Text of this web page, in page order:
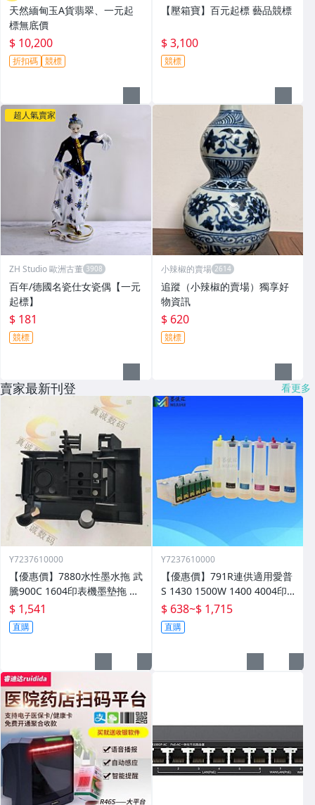
天然緬甸玉A貨翡翠、一元起
標無底價
$ 10,200
折扣碼 競標
【壓箱寶】百元起標 藝品競標
$ 3,100
競標
超人氣賣家
ZH Studio 歐洲古董
百年/德國名瓷仕女瓷偶【一元
起標】
$ 181
競標
小辣椒的賣場
追蹤（小辣椒的賣場）獨享好
物資訊
$ 620
競標
賣家最新刊登 看更多
Y7237610000
【優惠價】7880水性墨水拖 武
騰900C 1604印表機墨墊拖 設
備配件 墨水託零件
$ 1,541
直購
Y7237610000
【優惠價】791R連供適用愛普
S 1430 1500W 1400 4004印
表機墨水盒晶片連供
$ 638~$ 1,715
直購